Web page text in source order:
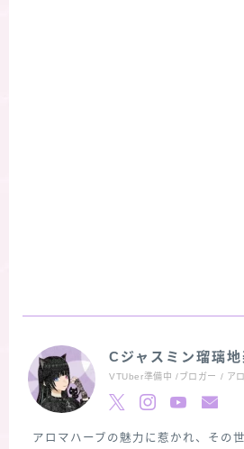
Cジャスミン瑠璃地
VTUber準備中 /ブロガー / ア
アロマハーブの魅力に惹かれ、その